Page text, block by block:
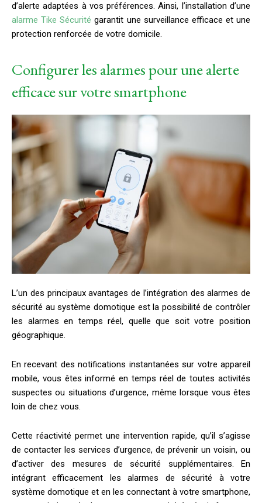
d’alerte adaptées à vos préférences. Ainsi, l’installation d’une
alarme Tike Sécurité garantit une surveillance efficace et une
protection renforcée de votre domicile.
Configurer les alarmes pour une alerte
efficace sur votre smartphone
L’un des principaux avantages de l’intégration des alarmes de
sécurité au système domotique est la possibilité de contrôler
les alarmes en temps réel, quelle que soit votre position
géographique.
En recevant des notifications instantanées sur votre appareil
mobile, vous êtes informé en temps réel de toutes activités
suspectes ou situations d’urgence, même lorsque vous êtes
loin de chez vous.
Cette réactivité permet une intervention rapide, qu’il s’agisse
de contacter les services d’urgence, de prévenir un voisin, ou
d’activer des mesures de sécurité supplémentaires. En
intégrant efficacement les alarmes de sécurité à votre
système domotique et en les connectant à votre smartphone,